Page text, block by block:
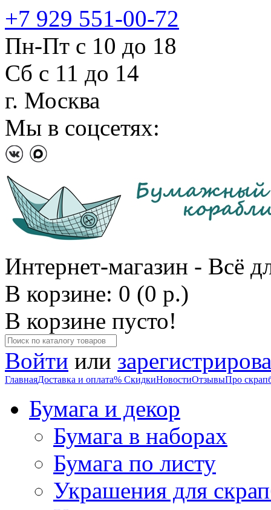
+7 929 551-00-72
Пн-Пт с 10 до 18
Сб с 11 до 14
г. Москва
Мы в соцсетях:
Интернет-магазин - Всё
В корзине: 0 (0 р.)
В корзине пусто!
Войти или
ГлавнаяДоставка и оплата% СкидкиНовостиОтзывыПро
Бумага и декор
Бумага в наборах
Бумага по листу
Украшения для